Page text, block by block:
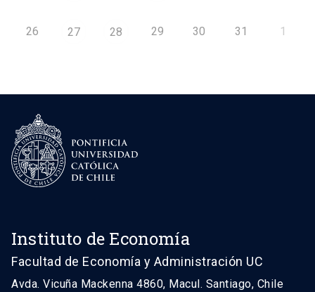
26 27 28 29 30 31 1
Instituto de Economía
Facultad de Economía y Administración UC
Avda. Vicuña Mackenna 4860, Macul. Santiago, Chile